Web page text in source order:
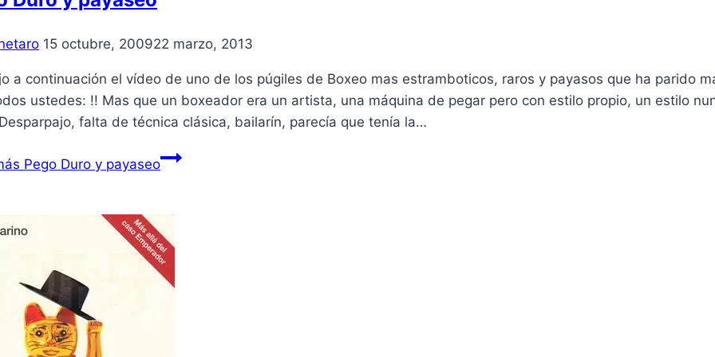
15 octubre, 200922 marzo, 2013
a continuación el ví­deo de uno de los púgiles de Boxeo mas estramboticos, raros y payasos que ha parido
ustedes: !! Mas que un boxeador era un artista, una máquina de pegar pero con estilo propio, un estilo
falta de técnica clásica, bailarí­n, parecí­a que tení­a la…
Pego Duro y payaseo